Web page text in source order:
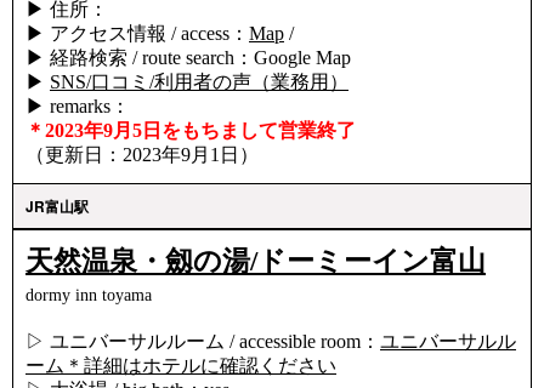
▶ 住所：
▶ アクセス情報 / access： Map /
▶ 経路検索 / route search：Google Map
▶ SNS/口コミ/利用者の声（業務用）
▶ remarks：
＊2023年9月5日をもちまして営業終了
（更新日：2023年9月1日）
JR富山駅
天然温泉・劔の湯/ドーミーイン富山
dormy inn toyama
▷ ユニバーサルルーム / accessible room： ユニバーサルル
ーム＊詳細はホテルに確認ください